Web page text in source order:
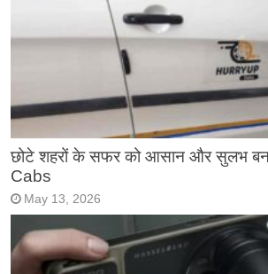
छोटे शहरों के सफर को आसान और सुलभ
Cabs
May 13, 2026